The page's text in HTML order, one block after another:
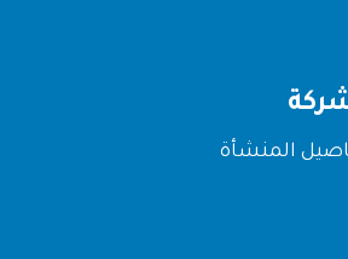
المنشأة